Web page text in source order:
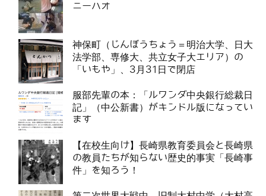
ニーハオ
神保町（じんぼうちょう＝明治大学、日大
法学部、専修大、共立女子大エリア）の
「いもや」、3月31日で閉店
服部先輩の本：「ルワンダ中央銀行総裁日
記」（中公新書）がキンドル版になってい
ます
【在校生向け】長崎県教育委員会と長崎県
の教員たちが知らない歴史的事実「長崎事
件」を知ろう！